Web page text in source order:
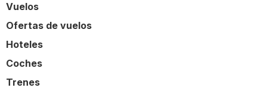
Vuelos
Ofertas de vuelos
Hoteles
Coches
Trenes